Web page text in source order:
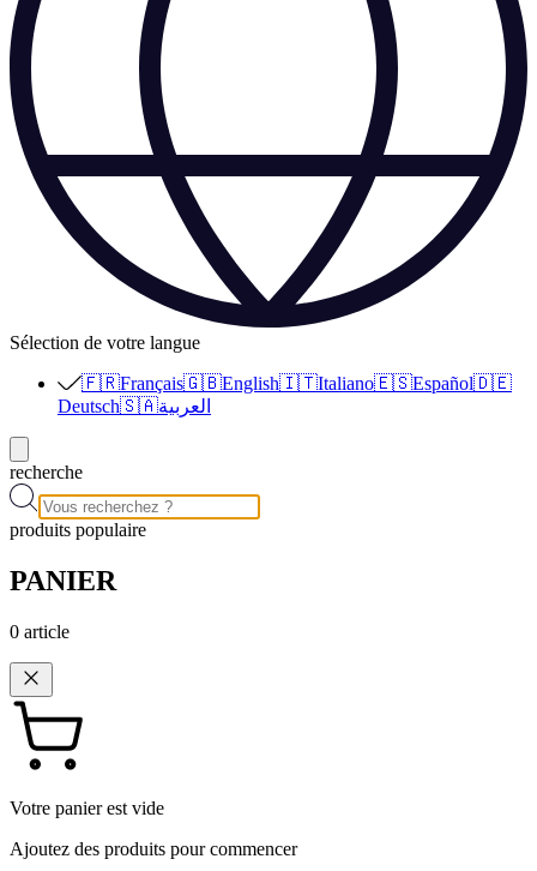
Sélection de votre langue
🇫🇷Français🇬🇧English🇮🇹Italiano🇪🇸Español🇩🇪
Deutsch🇸🇦العربية
recherche
produits populaire
PANIER
0 article
Votre panier est vide
Ajoutez des produits pour commencer